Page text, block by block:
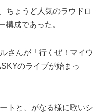
ちょうど人気のラウドロ
構成であった。
さんが「行くぜ！マイウ
のライブが始まっ
トと、がなる様に歌いシ